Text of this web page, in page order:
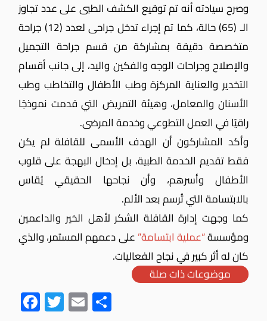
وصرح سيادته أنه تم توقيع الكشف الطبى على عدد تجاوز
الـ (65) حالة، كما تم إجراء تدخل جراحى لعدد (12) جراحة
متخصصة دقيقة بمشاركة من قسم جراحة التجميل
والإصلاح وجراحات الوجه والفكين واليد، إلى جانب أقسام
التخدير والعناية المركزة وطب الأطفال والتخاطب وطب
الأسنان والمعامل، وهيئة التمريض التي قدمت نموذجًا
راقيًا في العمل التطوعي وخدمة المرضى.
وأكد المشاركون أن الهدف الأسمى للقافلة لم يكن
فقط تقديم الخدمة الطبية، بل إدخال البهجة على قلوب
الأطفال وأسرهم، وأن نجاحها الحقيقي يُقاس
بالابتسامة التي تُرسم بعد الألم.
كما وجهت إدارة القافلة الشكر لأهل الخير والداعمين
ومؤسسة“عملية ابتسامة”على دعمهم المستمر، والذي
كان له أثر كبير في نجاح الفعاليات.
موضوعات ذات صلة
Fac
Twit
Ema